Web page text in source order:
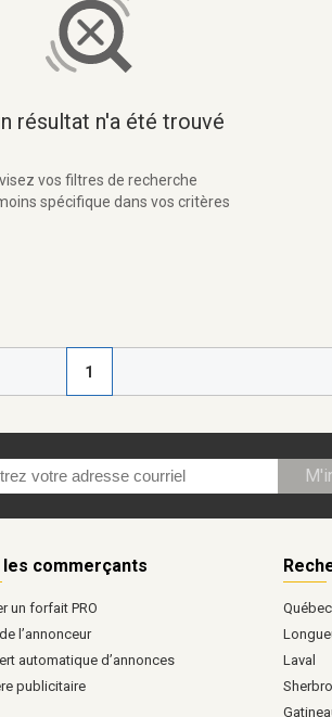
résultat n'a été trouvé
vos filtres de recherche
spécifique dans vos critères
1
les commerçants
un forfait PRO
l’annonceur
automatique d’annonces
publicitaire
Québec
Laval